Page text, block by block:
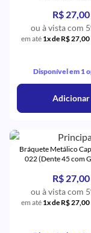
R$ 27,00
ou à vista com
em até 1x de R$
Disponível em 1
Adicionar
Bráquete Metálico
022 (Dente 45 com
R$ 27,00
ou à vista com
em até 1x de R$